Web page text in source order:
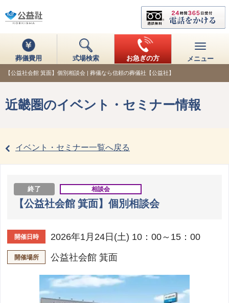
葬儀費用 式場検索 お急ぎの方 メニュー
【公益社会館 箕面】個別相談会 | 葬儀なら信頼の葬儀社【公益社】
近畿圏のイベント・セミナー情報
イベント・セミナー一覧へ戻る
終了 相談会
【公益社会館 箕面】個別相談会
開催日時 2026年1月24日(土) 10：00～15：00
開催場所 公益社会館 箕面